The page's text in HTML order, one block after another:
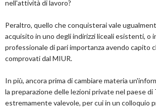
nell'attività di lavoro?
Peraltro, quello che conquisterai vale
acquisito in uno degli indirizzi liceali esistenti, o
professionale di pari importanza avendo capito
comprovati dal MIUR.
In più, ancora prima di cambiare materia
la preparazione delle lezioni private nel paese di
estremamente valevole, per cui in un colloquio